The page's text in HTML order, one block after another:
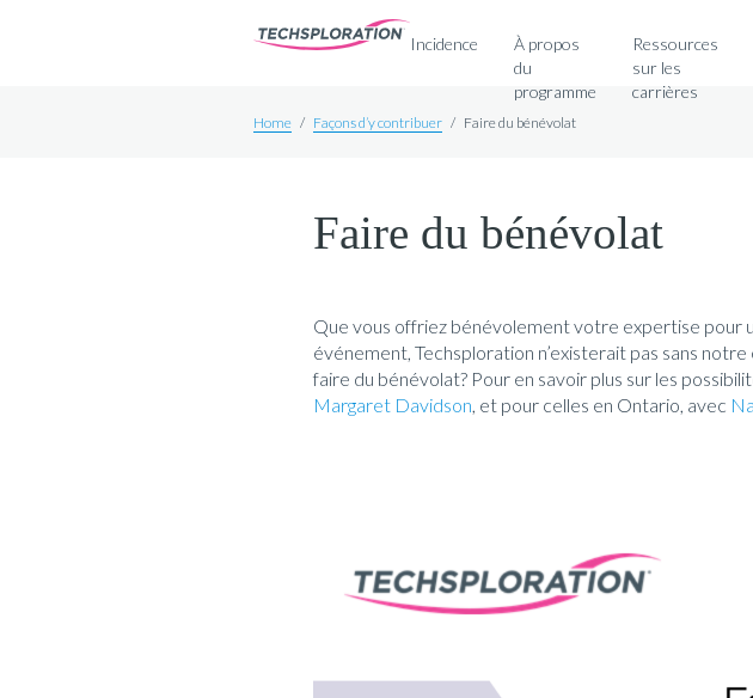
Incidence
À propos
du
programme
Ressources
sur les
carrières
Home / Façons d’y contribuer / Faire du bénévolat
Faire du bénévolat
Que vous offriez bénévolement votre expertise pour
événement, Techsploration n’existerait pas sans
faire du bénévolat? Pour en savoir plus sur les
Margaret Davidson, et pour celles en Ontario, avec